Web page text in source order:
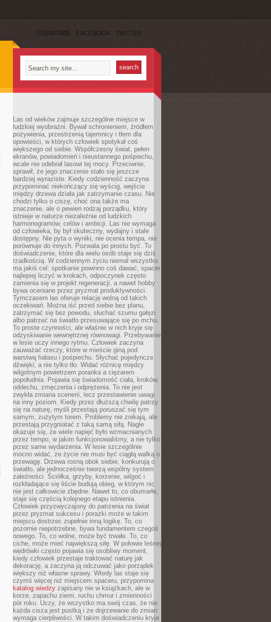
SUBSCRIBE FACEBOOK TWITTER
Las od wieków zajmuje szczególne miejsce w
ludzkiej wyobraźni. Bywał schronieniem, źródłem
pożywienia, przestrzenią tajemnicy i tłem dla
opowieści, w których człowiek spotykał coś
większego od siebie. Współczesny świat, pełen
ekranów, powiadomień i nieustannego pośpiechu,
wcale nie odebrał lasowi tej mocy. Przeciwnie,
sprawił, że jego znaczenie stało się jeszcze
bardziej wyraziste. Kiedy codzienność zaczyna
przypominać niekończący się wyścig, wejście
między drzewa działa jak zatrzymanie czasu. Nie
chodzi tylko o ciszę, choć ona także ma
znaczenie, ale o pewien rodzaj porządku, który
istnieje w naturze niezależnie od ludzkich
harmonogramów, celów i ambicji. Las nie wymaga
od człowieka, by był skuteczny, wydajny i stale
dostępny. Nie pyta o wyniki, nie ocenia tempa, nie
porównuje do innych. Pozwala po prostu być. To
doświadczenie, które dla wielu osób staje się dziś
rzadkością. W codziennym życiu niemal wszystko
ma jakiś cel: spotkanie powinno coś dawać, spacer
najlepiej liczyć w krokach, odpoczynek często
zamienia się w projekt regeneracji, a nawet hobby
bywa oceniane przez pryzmat produktywności.
Tymczasem las oferuje relację wolną od takich
oczekiwań. Można iść przed siebie bez planu,
zatrzymać się bez powodu, słuchać szumu gałęzi
albo patrzeć na światło przesuwające się po mchu.
To proste czynności, ale właśnie w nich kryje się
odzyskiwanie wewnętrznej równowagi. Przebywanie
w lesie uczy innego rytmu. Człowiek zaczyna
zauważać rzeczy, które w mieście giną pod
warstwą hałasu i pośpiechu. Słychać pojedyncze
dźwięki, a nie tylko tło. Widać różnicę między
wilgotnym powietrzem poranka a ciężarem
popołudnia. Pojawia się świadomość ciała, kroków,
oddechu, zmęczenia i odprężenia. To nie jest
zwykła zmiana scenerii, lecz przestawienie uwagi
na inny poziom. Kiedy przez dłuższą chwilę patrzy
się na naturę, myśli przestają poruszać się tym
samym, zużytym torem. Problemy nie znikają, ale
przestają przygniatać z taką samą siłą. Nagle
okazuje się, że wiele napięć było wzmacnianych
przez tempo, w jakim funkcjonowaliśmy, a nie tylko
przez same wydarzenia. W lesie szczególnie
mocno widać, że życie nie musi być ciągłą walką o
przewagę. Drzewa rosną obok siebie, konkurują o
światło, ale jednocześnie tworzą wspólny system
zależności. Ściółka, grzyby, korzenie, wilgoć i
rozkładające się liście budują obieg, w którym nic
nie jest całkowicie zbędne. Nawet to, co obumarłe,
staje się częścią kolejnego etapu istnienia.
Człowiek przyzwyczajony do patrzenia na świat
przez pryzmat sukcesu i porażki może w takim
miejscu dostrzec zupełnie inną logikę. To, co
pozornie niepotrzebne, bywa fundamentem czegoś
nowego. To, co wolne, może być trwałe. To, co
ciche, może mieć największą siłę. W połowie leśnej
wędrówki często pojawia się osobliwy moment,
kiedy człowiek przestaje traktować naturę jak
dekorację, a zaczyna ją odczuwać jako porządek
większy niż własne sprawy. Wtedy las staje się
czymś więcej niż miejscem spaceru, przypomina
katalog wiedzy zapisany nie w książkach, ale w
korze, zapachu ziemi, ruchu chmur i zmienności
pór roku. Uczy, że wszystko ma swój czas, że nie
każda cisza jest pustką i że dojrzewanie do zmian
wymaga cierpliwości. W takim doświadczeniu kryje